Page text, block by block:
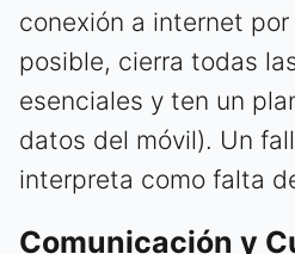
conexión a internet
posible, cierra todas
esenciales y ten un
datos del móvil). Un
interpreta como falta
Comunicación y